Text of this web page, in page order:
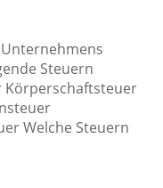
Steuern
Körperschaftsteuer
Welche Steuern